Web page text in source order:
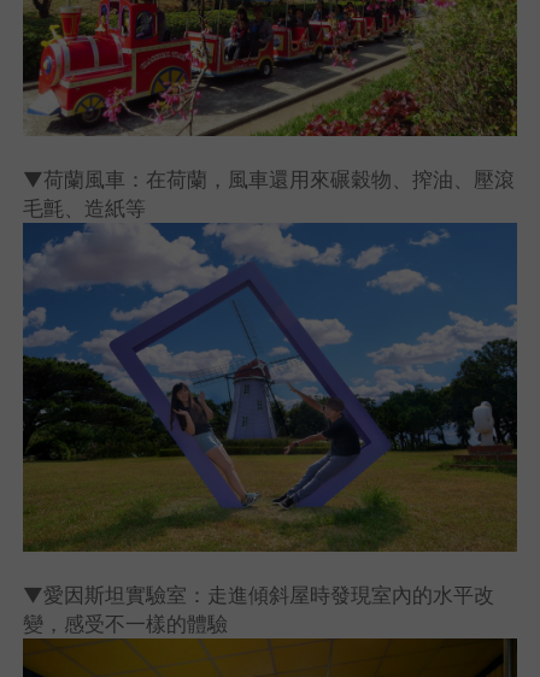
▼荷蘭風車：在荷蘭，風車還用來碾穀物、搾油、壓滾
毛氈、造紙等
▼愛因斯坦實驗室：走進傾斜屋時發現室內的水平改
變，感受不一樣的體驗